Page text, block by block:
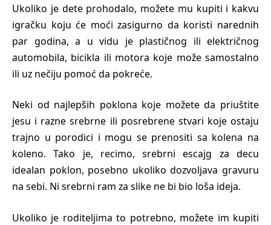
Ukoliko je dete prohodalo, možete mu kupiti i kakvu
igračku koju će moći zasigurno da koristi narednih
par godina, a u vidu je plastičnog ili električnog
automobila, bicikla ili motora koje može samostalno
ili uz nečiju pomoć da pokreće.
Neki od najlepših poklona koje možete da priuštite
jesu i razne srebrne ili posrebrene stvari koje ostaju
trajno u porodici i mogu se prenositi sa kolena na
koleno. Tako je, recimo, srebrni escajg za decu
idealan poklon, posebno ukoliko dozvoljava gravuru
na sebi. Ni srebrni ram za slike ne bi bio loša ideja.
Ukoliko je roditeljima to potrebno, možete im kupiti